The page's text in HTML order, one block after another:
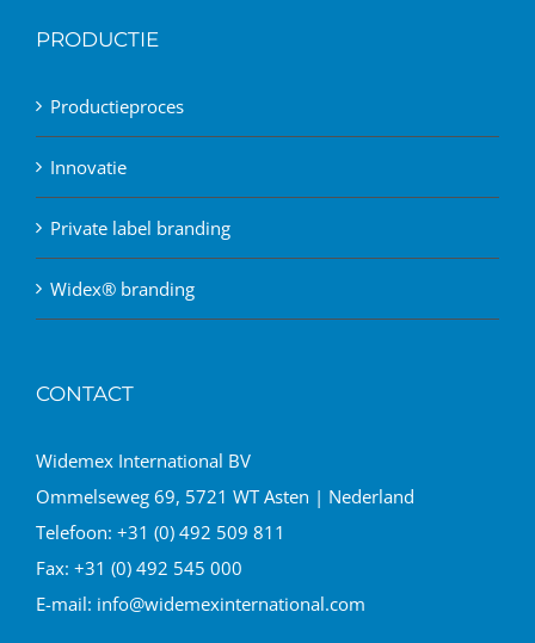
PRODUCTIE
Productieproces
Innovatie
Private label branding
Widex® branding
CONTACT
Widemex International BV
Ommelseweg 69, 5721 WT Asten | Nederland
Telefoon: +31 (0) 492 509 811
Fax: +31 (0) 492 545 000
E-mail: info@widemexinternational.com